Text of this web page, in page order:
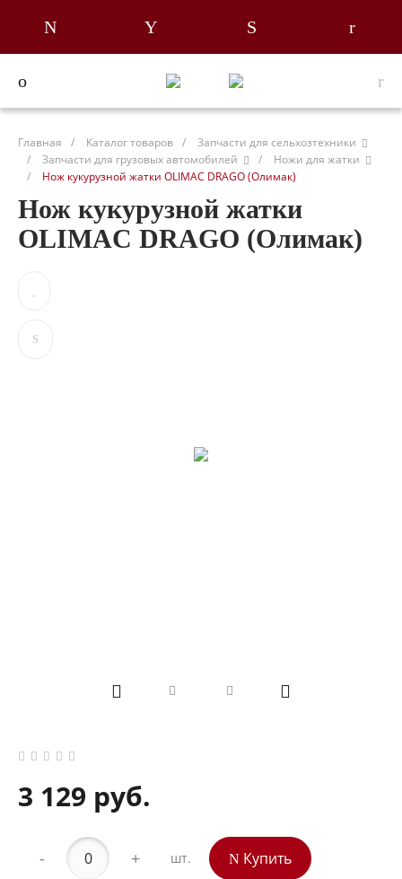
Главная / Каталог товаров /
Запчасти для сельхозтехники
/
Запчасти для грузовых автомобилей /
Ножи для жатки
/
Нож кукурузной жатки OLIMAC DRAGO (Олимак)
Нож кукурузной жатки
OLIMAC DRAGO (Олимак)
3 129 руб.
- + шт. Купить